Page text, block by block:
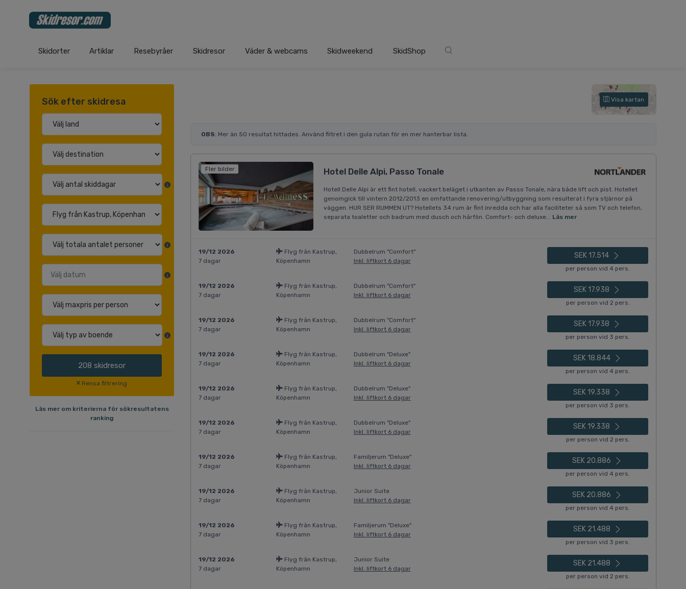
Skidorter Artiklar Resebyråer Skidresor Väder & webcams Skidweekend SkidShop
Sök efter skidresa
208 skidresor
Rensa filtrering
Läs mer om kriterierna för sökresultatens
ranking
Visa kartan
OBS: Mer än 50 resultat hittades. Använd filtret i den gula rutan för en mer hanterbar lista.
Fler bilder Hotel Delle Alpi, Passo Tonale
Hotell Delle Alpi är ett fint hotell, vackert beläget i utkanten av Passo Tonale, nära både lift och pist. Hotellet
genomgick till vintern 2012/2013 en omfattande renovering/utbyggning som resulterat i fyra stjärnor på
väggen. HUR SER RUMMEN UT? Hotellets 34 rum är fint inredda och har alla faciliteter så som TV och telefon,
separata toaletter och badrum med dusch och hårfön. Comfort- och deluxe... Läs mer
19/12 2026
7 dagar
Flyg från Kastrup,
Köpenhamn
Dubbelrum "Comfort"
Inkl. liftkort 6 dagar
SEK 17.514
per person vid 4 pers.
19/12 2026
7 dagar
Flyg från Kastrup,
Köpenhamn
Dubbelrum "Comfort"
Inkl. liftkort 6 dagar
SEK 17.938
per person vid 2 pers.
19/12 2026
7 dagar
Flyg från Kastrup,
Köpenhamn
Dubbelrum "Comfort"
Inkl. liftkort 6 dagar
SEK 17.938
per person vid 3 pers.
19/12 2026
7 dagar
Flyg från Kastrup,
Köpenhamn
Dubbelrum "Deluxe"
Inkl. liftkort 6 dagar
SEK 18.844
per person vid 4 pers.
19/12 2026
7 dagar
Flyg från Kastrup,
Köpenhamn
Dubbelrum "Deluxe"
Inkl. liftkort 6 dagar
SEK 19.338
per person vid 3 pers.
19/12 2026
7 dagar
Flyg från Kastrup,
Köpenhamn
Dubbelrum "Deluxe"
Inkl. liftkort 6 dagar
SEK 19.338
per person vid 2 pers.
19/12 2026
7 dagar
Flyg från Kastrup,
Köpenhamn
Familjerum "Deluxe"
Inkl. liftkort 6 dagar
SEK 20.886
per person vid 4 pers.
19/12 2026
7 dagar
Flyg från Kastrup,
Köpenhamn
Junior Suite
Inkl. liftkort 6 dagar
SEK 20.886
per person vid 4 pers.
19/12 2026
7 dagar
Flyg från Kastrup,
Köpenhamn
Familjerum "Deluxe"
Inkl. liftkort 6 dagar
SEK 21.488
per person vid 3 pers.
19/12 2026
7 dagar
Flyg från Kastrup,
Köpenhamn
Junior Suite
Inkl. liftkort 6 dagar
SEK 21.488
per person vid 2 pers.